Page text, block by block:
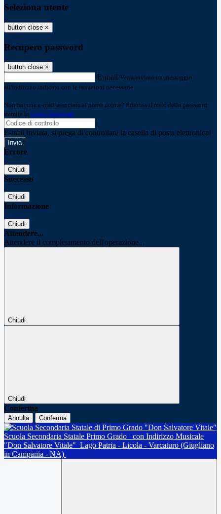
Seleziona utente
button close ×
Recupero password
button close ×
E-mail Verrà inviato un messaggio
all'indirizzo indicato con le istruzioni necessarie.
Non hai una e-mail associata al nome utente? Effettua il reset della password
tramite la Login Spaggiari
E-mail inviata, si prega di controllare la casella di posta elettronica!
Errore
Chiudi
Successo
Chiudi
Informazione
Chiudi
Attendere...
Attendere il completamento dell'operazione...
Chiudi
Chiudi
Conferma
Annulla Conferma
Scuola Secondaria Statale Primo Grado
con Indirizzo Musicale
"Don Salvatore Vitale" Lago Patria - Licola - Varcaturo (Giugliano
in Campania - NA)